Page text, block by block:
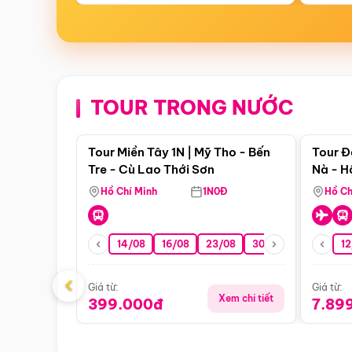
TOUR TRONG NƯỚC
Điểm nổi bật
Tour Miền Tây 1N | Mỹ Tho - Bến
Tre - Cù Lao Thới Sơn
Hồ Chí Minh 1N0Đ
14/08 16/08 23/08 30/08 06/09
Giá từ:
399.000đ Xem chi tiết
Tour
Nà -
Nha
Hồ
Giá từ:
‹